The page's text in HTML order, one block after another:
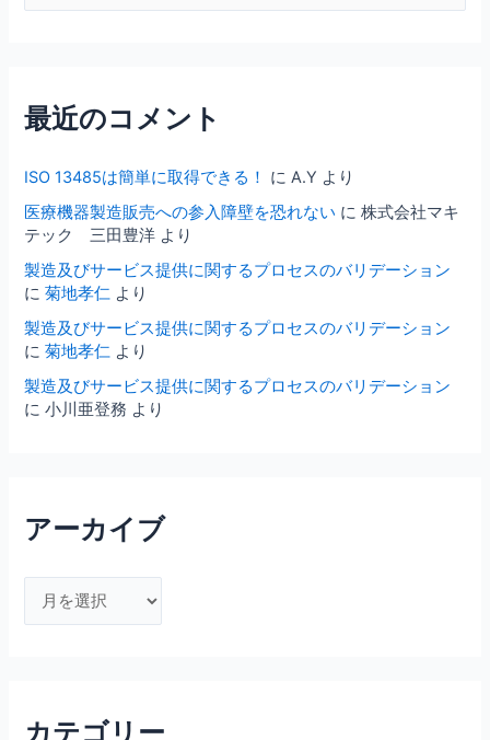
最近のコメント
ISO 13485は簡単に取得できる！ にA.Y より
医療機器製造販売への参入障壁を恐れない に株式会社マキ
テック 三田豊洋 より
製造及びサービス提供に関するプロセスのバリデーション
に菊地孝仁 より
製造及びサービス提供に関するプロセスのバリデーション
に菊地孝仁 より
製造及びサービス提供に関するプロセスのバリデーション
に小川亜登務 より
アーカイブ
ー
ブ
カテゴリー